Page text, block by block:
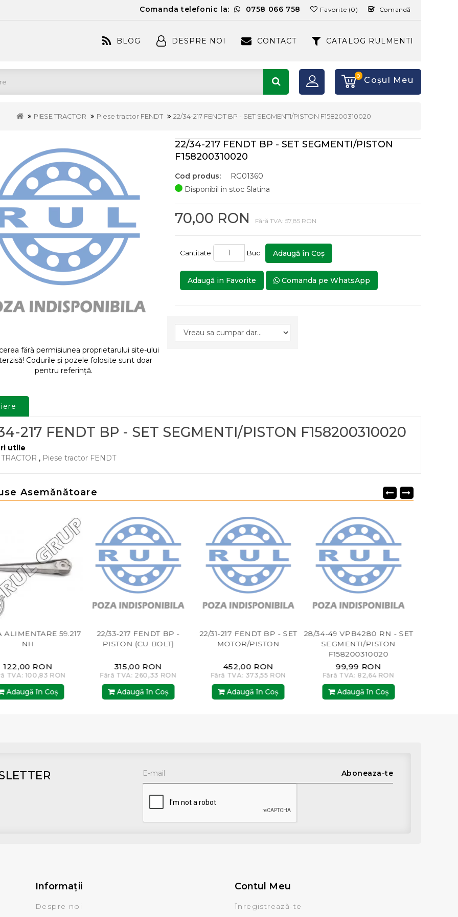
Comanda telefonic la: 0758 066 758 Favorite (0) Comandă
BLOG DESPRE NOI CONTACT CATALOG RULMENTI
0 Coşul Meu
PIESE TRACTOR Piese tractor FENDT 22/34-217 FENDT BP - SET SEGMENTI/PISTON F158200310020
fără permisiunea proprietarului site-ului
Codurile și pozele folosite sunt doar
pentru referință.
22/34-217 FENDT BP - SET SEGMENTI/PISTON
F158200310020
Cod produs:
RG01360
Disponibil in stoc Slatina
70,00 RON Fără TVA: 57,85 RON
Cantitate Buc Adaugă în Coş
Adaugă in Favorite Comanda pe WhatsApp
217 FENDT BP - SET SEGMENTI/PISTON F158200310020
utile
, Piese tractor FENDT
Asemănătoare
ALIMENTARE 59.217
NH
122,00 RON
TVA: 100,83 RON
Adaugă în Coş
22/33-217 FENDT BP -
PISTON (CU BOLT)
315,00 RON
Fără TVA: 260,33 RON
Adaugă în Coş
22/31-217 FENDT BP - SET
MOTOR/PISTON
452,00 RON
Fără TVA: 373,55 RON
Adaugă în Coş
28/34-49 VPB4280 RN - SET
SEGMENTI/PISTON
F158200310020
99,99 RON
Fără TVA: 82,64 RON
Adaugă în Coş
Aboneaza-te
Informaţii
Despre noi
Contul Meu
Înregistrează-te